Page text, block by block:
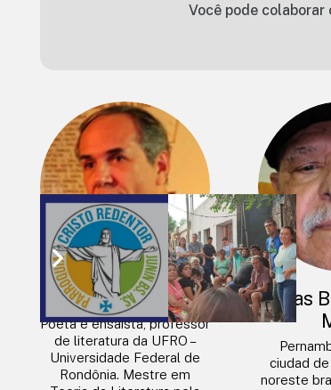
Você pode colaborar
Eduardo Martins
Poeta e ensaísta, professor
de literatura da UFRO –
Universidade Federal de
Rondônia. Mestre em
Jonas
ciudad
noreste